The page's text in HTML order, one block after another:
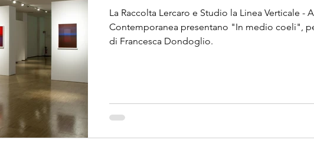
La Raccolta Lercaro e Studio la Linea Verticale -
Contemporanea presentano "In medio coeli",
di Francesca Dondoglio.